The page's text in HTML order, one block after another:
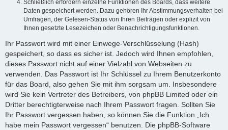
Schließlich erfordern einzelne Funktionen des Boards, dass weitere
Daten gespeichert werden. Dazu gehören Ihr Abstimmungsverhalten bei
Umfragen, der Gelesen-Status von Ihren Beiträgen oder explizit von
Ihnen gesetzte Lesezeichen oder Benachrichtigungsfunktionen.
Ihr Passwort wird mit einer Einwege-Verschlüsselung (Hash)
gespeichert, so dass es sicher ist. Jedoch wird Ihnen empfohlen,
dieses Passwort nicht auf einer Vielzahl von Webseiten zu
verwenden. Das Passwort ist Ihr Schlüssel zu Ihrem Benutzerkonto
für das Board, also gehen Sie mit ihm sorgsam um. Insbesondere
wird Sie kein Vertreter des Betreibers, von phpBB Limited oder ein
Dritter berechtigterweise nach Ihrem Passwort fragen. Sollten Sie
Ihr Passwort vergessen haben, so können Sie die Funktion „Ich
habe mein Passwort vergessen“ benutzen. Die phpBB-Software